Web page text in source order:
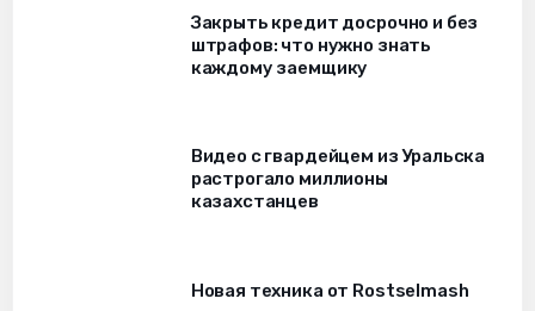
Закрыть кредит досрочно и без
штрафов: что нужно знать
каждому заемщику
Видео с гвардейцем из Уральска
растрогало миллионы
казахстанцев
Новая техника от Rostselmash